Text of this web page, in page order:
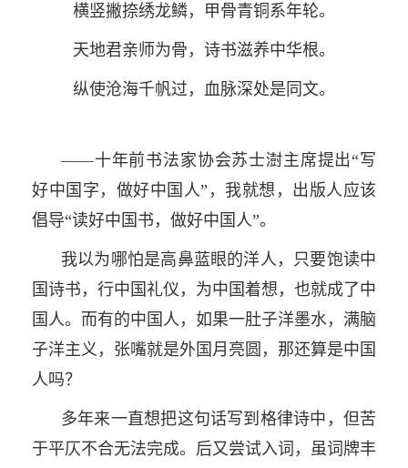
横竖撇捺绣龙鳞，甲骨青铜系年轮。
天地君亲师为骨，诗书滋养中华根。
纵使沧海千帆过，血脉深处是同文。
——十年前书法家协会苏士澍主席提出“写
好中国字，做好中国人”，我就想，出版人应该
倡导“读好中国书，做好中国人”。
我以为哪怕是高鼻蓝眼的洋人，只要饱读中
国诗书，行中国礼仪，为中国着想，也就成了中
国人。而有的中国人，如果一肚子洋墨水，满脑
子洋主义，张嘴就是外国月亮圆，那还算是中国
人吗？
多年来一直想把这句话写到格律诗中，但苦
于平仄不合无法完成。后又尝试入词，虽词牌丰